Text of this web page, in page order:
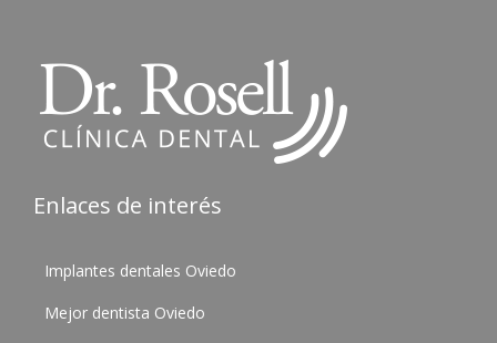
Enlaces de interés
Implantes dentales Oviedo
Mejor dentista Oviedo